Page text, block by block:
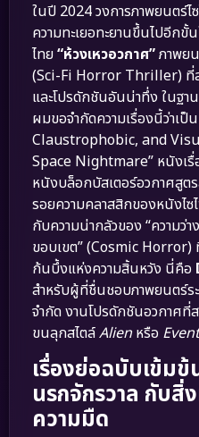
ในปี 2024 วงการภาพยนตร์ไ
ความทะเยอทะยานขึ้นไปอีกขั้
ไทย“ห้วงเหวอวกาศ”ภาพย
(Sci-Fi Horror Thriller) ที่ส
และโปรดักชันอันน่าทึ่ง ในฐา
ผมขอจำกัดความเรื่องนี้ว่าเ
Claustrophobic, and
Space Nightmare” หนังเรื่
หนังบล็อกบัสเตอร์อวกาศสูต
รอยความคลาสสิกของหนังไ
กับความน่ากลัวของ “ความว่
ขอบเขต” (Cosmic
ก้นบึ้งแห่งความสิ้นหวัง นี่คือ
สำหรับผู้ที่ชื่นชอบภาพยนตร์
จำกัด งานโปรดักชันอวกาศที่
ขนลุกสไตล์Alienหรือ
เรื่องย่อฉบับเข้ม
นรกจักรวาล กับสิ่
ความมืด